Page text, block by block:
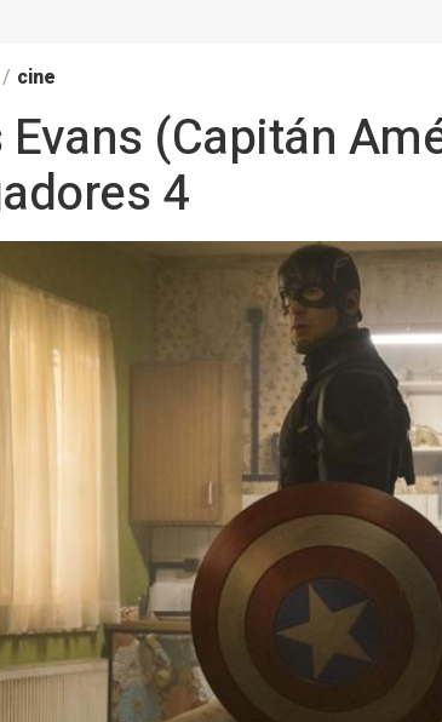
/ cine
Evans (Capitán
4